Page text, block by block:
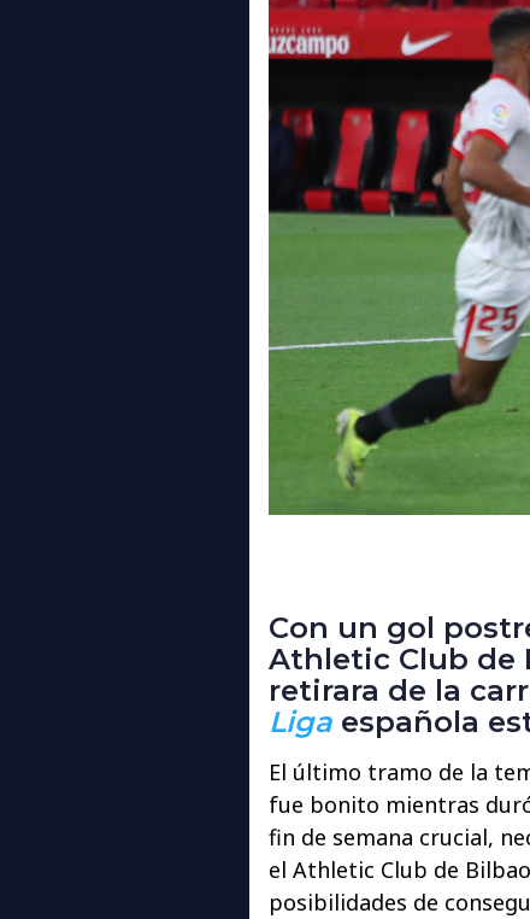
Con un gol
Athletic Club de
retirara de la
Liga española
El último tramo de la
fue bonito mientras
fin de semana crucial,
el Athletic Club de
posibilidades de